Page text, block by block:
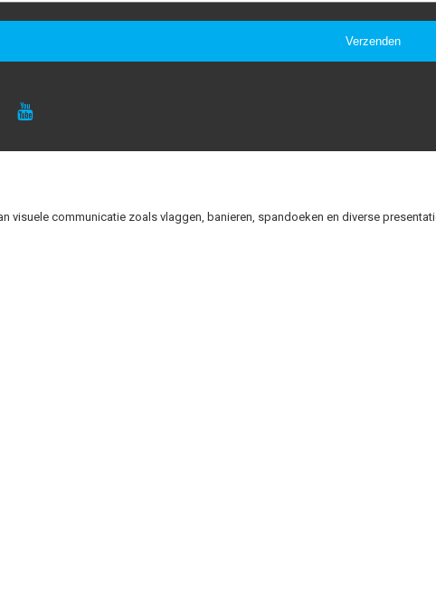
visuele communicatie zoals vlaggen, banieren, spandoeken en diverse